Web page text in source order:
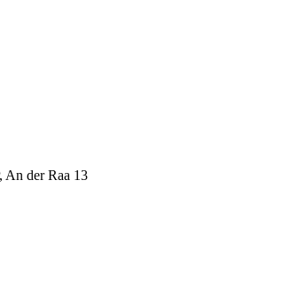
An der Raa 13